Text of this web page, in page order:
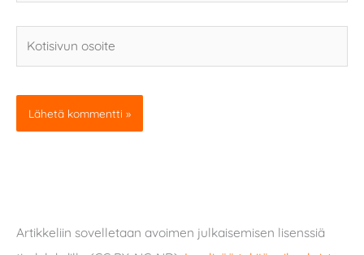
osoite
Artikkeliin sovelletaan avoimen julkaisemisen lisenssiä